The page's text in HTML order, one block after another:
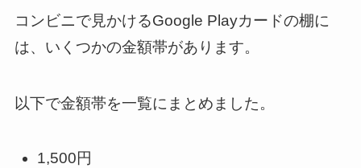
コンビニで見かけるGoogle Playカードの棚に
は、いくつかの金額帯があります。
以下で金額帯を一覧にまとめました。
1,500円